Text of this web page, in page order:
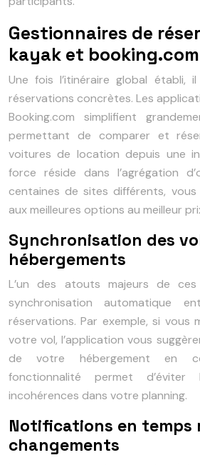
Gestionnaires de
kayak et booking.com
Une fois l’itinéraire global établi,
réservations concrètes. Les
Booking.com simplifient
permettant de comparer et
voitures de location depuis une
force réside dans l’agrégation
centaines de sites différents,
aux meilleures options au meilleur
Synchronisation des
hébergements
L’un des atouts majeurs de
synchronisation automatique
réservations. Par exemple, si vous
votre vol, l’application vous
de votre hébergement en
fonctionnalité permet
incohérences dans votre planning.
Notifications en temps
changements